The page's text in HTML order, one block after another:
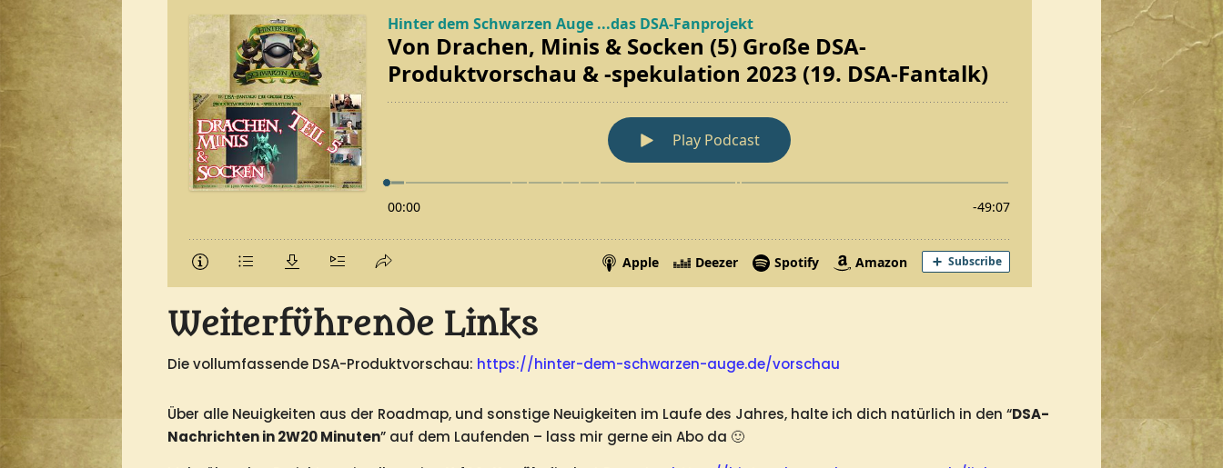
Weiterführende Links
Die vollumfassende DSA-Produktvorschau: https://hinter-dem-schwarzen-auge.de/vorschau
Über alle Neuigkeiten aus der Roadmap, und sonstige Neuigkeiten im Laufe des Jahres, halte ich dich natürlich in den “DSA-
Nachrichten in 2W20 Minuten” auf dem Laufenden – lass mir gerne ein Abo da 🙂